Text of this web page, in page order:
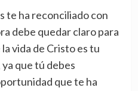
te ha reconciliado con
debe quedar claro para
vida de Cristo es tu
que tú debes
que te ha